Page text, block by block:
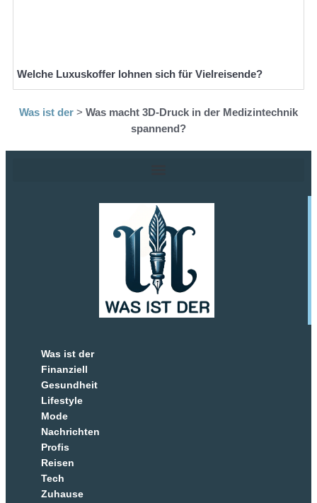
Welche Luxuskoffer lohnen sich für Vielreisende?
Was ist der > Was macht 3D-Druck in der Medizintechnik
spannend?
Was ist der
Finanziell
Gesundheit
Lifestyle
Mode
Nachrichten
Profis
Reisen
Tech
Zuhause